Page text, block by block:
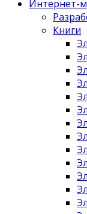
Интернет-
Книги